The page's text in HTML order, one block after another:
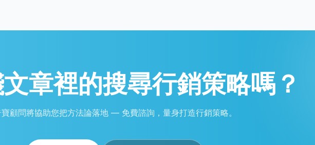
章裡的搜尋行銷策略嗎？
顧問將協助您把方法論落地 — 免費諮詢，量身打造行銷策略。